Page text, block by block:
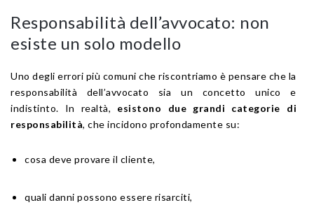
Responsabilità dell’avvocato: non
esiste un solo modello
Uno degli errori più comuni che riscontriamo è pensare che la
responsabilità dell’avvocato sia un concetto unico e
indistinto. In realtà, esistono due grandi categorie di
responsabilità, che incidono profondamente su:
cosa deve provare il cliente,
quali danni possono essere risarciti,